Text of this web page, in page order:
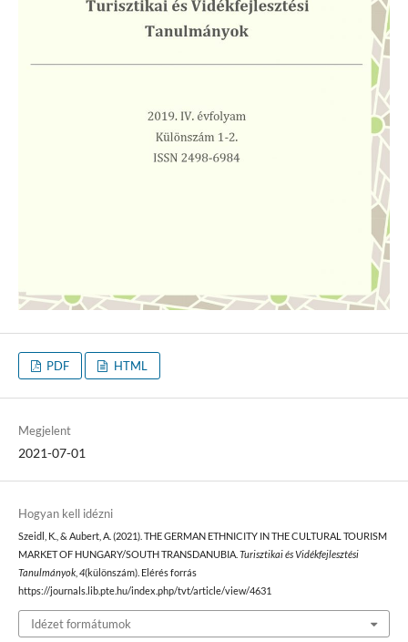
PDF HTML
Megjelent
2021-07-01
Hogyan kell idézni
Szeidl, K., & Aubert, A. (2021). THE GERMAN ETHNICITY IN THE CULTURAL TOURISM
MARKET OF HUNGARY/SOUTH TRANSDANUBIA.Turisztikai és Vidékfejlesztési
Tanulmányok,4(különszám). Elérés forrás
https://journals.lib.pte.hu/index.php/tvt/article/view/4631
Idézet formátumok